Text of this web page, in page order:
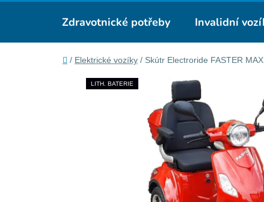
Zdravotnické potřeby Invalidní
Domů
/ Elektrické vozíky / Skútr Electroride FASTER
LITH. BATERIE